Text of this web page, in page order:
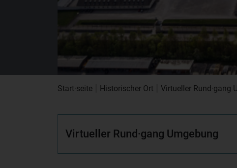
Start·seite Historischer Ort Virtueller Rund·gang
Virtueller Rund·gang Umgebung